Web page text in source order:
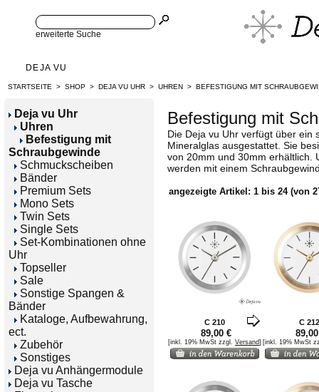
erweiterte Suche
DEJA VU
STARTSEITE > SHOP > DEJA VU UHR > UHREN > BEFESTIGUNG MIT
Deja vu Uhr
Uhren
Befestigung mit
Schraubgewinde
Schmuckscheiben
Bänder
Premium Sets
Mono Sets
Twin Sets
Single Sets
Set-Kombinationen ohne
Uhr
Topseller
Sale
Sonstige Spangen &
Bänder
Kataloge, Aufbewahrung,
ect.
Zubehör
Sonstiges
Deja vu Anhängermodule
Deja vu Tasche
Befestigung mit
Die Deja vu Uhr verfügt über ein
Mineralglas ausgestattet. Sie
von 20mm und 30mm erhältlich.
werden mit einem
angezeigte Artikel: 1 bis 24(von
C 210 C 212
89,00 €
[inkl. 19% MwSt zzgl. Versand] [inkl. 19% MwSt